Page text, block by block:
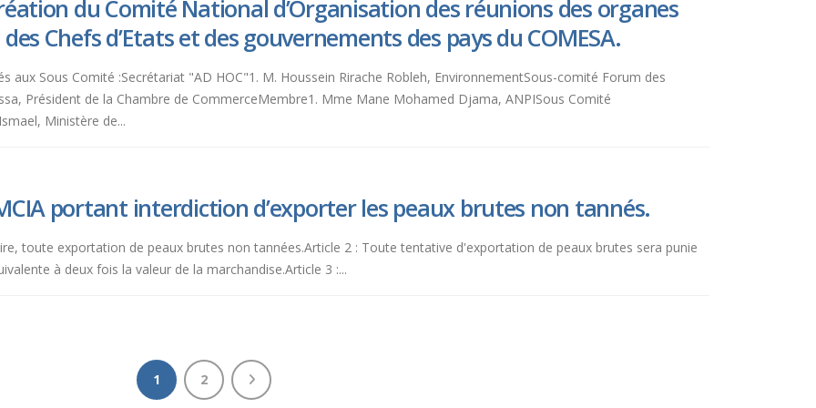
du Comité National d’Organisation des réunions des organes
Chefs d’Etats et des gouvernements des pays du COMESA.
aux Sous Comité :Secrétariat "AD HOC"1. M. Houssein Rirache Robleh, EnvironnementSous-comité Forum des
Président de la Chambre de CommerceMembre1. Mme Mane Mohamed Djama, ANPISous Comité
Ministère de...
portant interdiction d’exporter les peaux brutes non tannés.
toute exportation de peaux brutes non tannées.Article 2 : Toute tentative d'exportation de peaux brutes sera punie
à deux fois la valeur de la marchandise.Article 3 :...
1 2